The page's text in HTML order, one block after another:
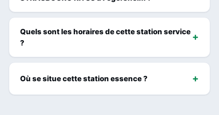
Quels sont les horaires de cette station service
?
Où se situe cette station essence ?